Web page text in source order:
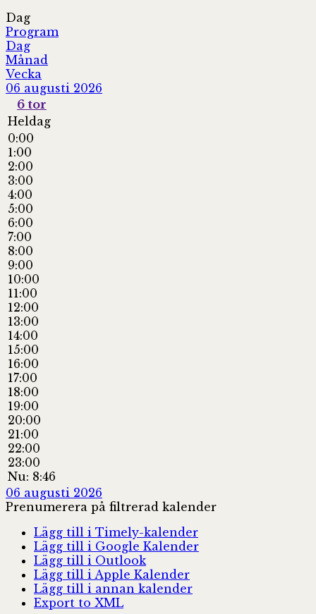
Dag
Program
Dag
Månad
Vecka
06 augusti 2026
6 tor
Heldag
0:00
1:00
2:00
3:00
4:00
5:00
6:00
7:00
8:00
9:00
10:00
11:00
12:00
13:00
14:00
15:00
16:00
17:00
18:00
19:00
20:00
21:00
22:00
23:00
Nu: 8:46
06 augusti 2026
Prenumerera på filtrerad kalender
Lägg till i Timely-kalender
Lägg till i Google Kalender
Lägg till i Outlook
Lägg till i Apple Kalender
Lägg till i annan kalender
Export to XML